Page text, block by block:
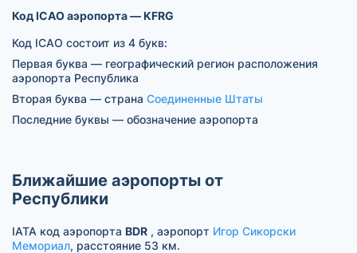
Код ICAO аэропорта — KFRG
Код ICAO состоит из 4 букв:
Первая буква — географический регион расположения
аэропорта Республика
Вторая буква — страна Соединенные Штаты
Последние буквы — обозначение аэропорта
Ближайшие аэропорты от
Республики
IATA код аэропорта BDR , аэропорт Игор Сикорски
Мемориал, расстояние 53 км.